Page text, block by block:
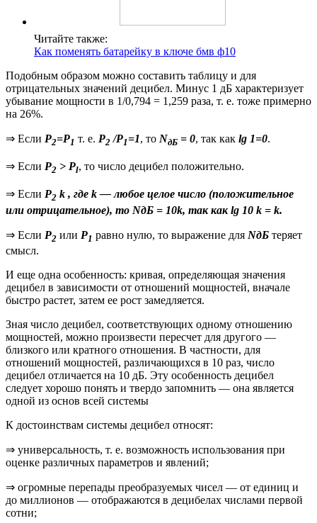
Читайте также:
Как поменять батарейку в ключе бмв ф10
Подобным образом можно составить таблицу и для
отрицательных значений децибел. Минус 1 дБ характеризует
убывание мощности в 1/0,794 = 1,259 раза, т. е. тоже примерно
на 26%.
⇒ Если Р2=Р1 т. е. P2 /P1 =1, то NдБ = 0, так как lg 1=0.
⇒ Если P2 > Pl, то число децибел положительно.
⇒ Если Р2 k , где k— любое целое число (положительное
или отрицательное), то NдБ = 10k, так какlg 10 k = k.
⇒ Если Р2 или Р1 равно нулю, то выражение для NдБ теряет
смысл.
И еще одна особенность: кривая, определяющая значения
децибел в зависимости от отношений мощностей, вначале
быстро растет, затем ее рост замедляется.
Зная число децибел, соответствующих одному отношению
мощностей, можно произвести пересчет для другого —
близкого или кратного отношения. В частности, для
отношений мощностей, различающихся в 10 раз, число
децибел отличается на 10 дБ. Эту особенность децибел
следует хорошо понять и твердо запомнить — она является
одной из основ всей системы
К достоинствам системы децибел относят:
⇒ универсальность, т. е. возможность использования при
оценке различных параметров и явлений;
⇒ огромные перепады преобразуемых чисел — от единиц и
до миллионов — отображаются в децибелах числами первой
сотни;